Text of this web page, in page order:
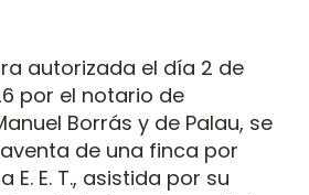
autorizada el día 2 de
por el notario de
Borrás y de Palau, se
de una finca por
E. E. T., asistida por su